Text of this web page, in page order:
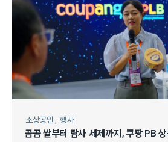
소상공인 행사
곰곰 쌀부터 탐사 세제까지, 쿠팡 PB